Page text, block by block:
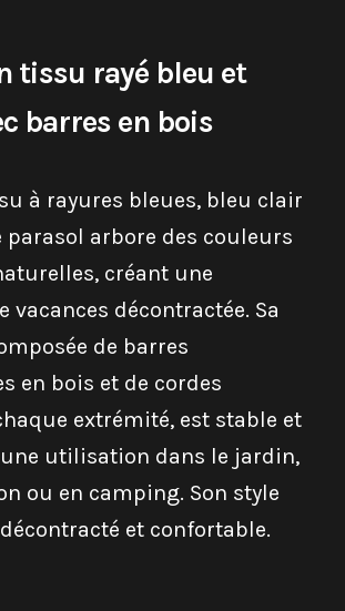
tissu rayé bleu et
barres en bois
à rayures bleues, bleu clair
parasol arbore des couleurs
créant une
vacances décontractée. Sa
de barres
en bois et de cordes
extrémité, est stable et
utilisation dans le jardin,
ou en camping. Son style
et confortable.